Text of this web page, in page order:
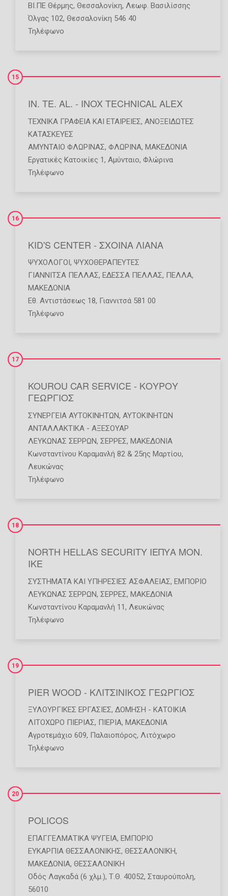
ΒΙ.ΠΕ Θέρμης, Θεσσαλονίκη, Λεωφ. Βασιλίσσης
Όλγας 102, Θεσσαλονίκη 546 40
Τηλέφωνο
IN. TE. AL. - INOX TECHNICAL ALEX
15
ΤΕΧΝΙΚΆ ΓΡΑΦΕΊΑ ΚΑΙ ΕΤΑΙΡΕΊΕΣ, ΑΝΟΞΕΊΔΩΤΕΣ
ΚΑΤΑΣΚΕΥΈΣ
ΑΜΥΝΤΑΙΟ ΦΛΩΡΙΝΑΣ, ΦΛΩΡΙΝΑ, ΜΑΚΕΔΟΝΙΑ
Εργατικές Κατοικίες 1, Αμύνταιο, Φλώρινα
Τηλέφωνο
KID'S CENTER - ΣΧΟΙΝΑ ΛΙΑΝΑ
16
ΨΥΧΟΛΌΓΟΙ , ΨΥΧΟΘΕΡΑΠΕΥΤΈΣ
ΓΙΑΝΝΙΤΣΑ ΠΕΛΛΑΣ, ΕΔΕΣΣΑ ΠΕΛΛΑΣ, ΠΕΛΛΑ,
ΜΑΚΕΔΟΝΙΑ
Εθ. Αντιστάσεως 18, Γιαννιτσά 581 00
Τηλέφωνο
KOUROU CAR SERVICE - ΚΟΥΡΟΥ
ΓΕΩΡΓΙΟΣ
17
ΣΥΝΕΡΓΕΊΑ ΑΥΤΟΚΙΝΉΤΩΝ, ΑΥΤΟΚΙΝΉΤΩΝ
ΑΝΤΑΛΛΑΚΤΙΚΆ - ΑΞΕΣΟΥΆΡ
ΛΕΥΚΩΝΑΣ ΣΕΡΡΩΝ, ΣΕΡΡΕΣ, ΜΑΚΕΔΟΝΙΑ
Κωνσταντίνου Καραμανλή 82 & 25ης Μαρτίου,
Λευκώνας
Τηλέφωνο
NORTH HELLAS SECURITY ΙΕΠΥΑ ΜΟΝ.
ΙΚΕ
18
ΣΥΣΤΉΜΑΤΑ ΚΑΙ ΥΠΗΡΕΣΊΕΣ ΑΣΦΑΛΕΊΑΣ, ΕΜΠΌΡΙΟ
ΛΕΥΚΩΝΑΣ ΣΕΡΡΩΝ, ΣΕΡΡΕΣ, ΜΑΚΕΔΟΝΙΑ
Κωνσταντίνου Καραμανλή 11, Λευκώνας
Τηλέφωνο
PIER WOOD - ΚΛΙΤΣΙΝΙΚΟΣ ΓΕΩΡΓΙΟΣ
19
ΞΥΛΟΥΡΓΙΚΈΣ ΕΡΓΑΣΊΕΣ, ΔΌΜΗΣΗ - ΚΑΤΟΙΚΊΑ
ΛΙΤΟΧΩΡΟ ΠΙΕΡΙΑΣ, ΠΙΕΡΙΑ, ΜΑΚΕΔΟΝΙΑ
Αγροτεμάχιο 609, Παλαιοπόρος, Λιτόχωρο
Τηλέφωνο
POLICOS
20
ΕΠΑΓΓΕΛΜΑΤΙΚΆ ΨΥΓΕΊΑ, ΕΜΠΌΡΙΟ
ΕΥΚΑΡΠΙΑ ΘΕΣΣΑΛΟΝΙΚΗΣ, ΘΕΣΣΑΛΟΝΙΚΗ,
ΜΑΚΕΔΟΝΙΑ, ΘΕΣΣΑΛΟΝΙΚΗ
Οδός Λαγκαδά (6 χλμ.), Τ.Θ. 40052, Σταυρούπολη,
56010